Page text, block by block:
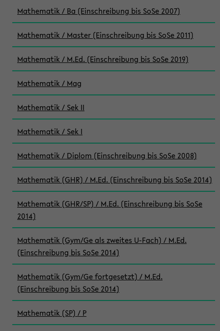
Mathematik / Ba (Einschreibung bis SoSe 2007)
Mathematik / Master (Einschreibung bis SoSe 2011)
Mathematik / M.Ed. (Einschreibung bis SoSe 2019)
Mathematik / Mag
Mathematik / Sek II
Mathematik / Sek I
Mathematik / Diplom (Einschreibung bis SoSe 2008)
Mathematik (GHR) / M.Ed. (Einschreibung bis SoSe 2014)
Mathematik (GHR/SP) / M.Ed. (Einschreibung bis SoSe
2014)
Mathematik (Gym/Ge als zweites U-Fach) / M.Ed.
(Einschreibung bis SoSe 2014)
Mathematik (Gym/Ge fortgesetzt) / M.Ed.
(Einschreibung bis SoSe 2014)
Mathematik (SP) / P